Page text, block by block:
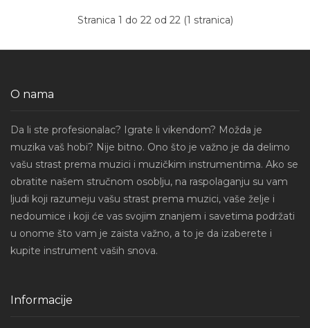
Stranica 1 do 22 od 22 (1 stranica)
O nama
Da li ste profesionalac? Igrate li vikendom? Možda je
muzika vaš hobi? Nije bitno. Ono što je važno je da delimo
vašu strast prema muzici i muzičkim instrumentima. Ako se
obratite našem stručnom osoblju, na raspolaganju su vam
ljudi koji razumeju vašu strast prema muzici, vaše želje i
nedoumice i koji će vas svojim znanjem i savetima podržati
u onome što vam je zaista važno, a to je da izaberete i
kupite instrument vaših snova.
Informacije